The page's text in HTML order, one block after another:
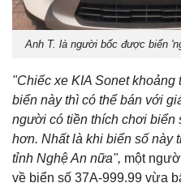
Anh T. là người bốc được biển
"Chiếc xe KIA Sonet
biển này thì có thể bán với
người có tiền thích chơi biển
hơn. Nhất là khi biển số này
tỉnh Nghệ An nữa", một
về biển số 37A-999.99 vừa